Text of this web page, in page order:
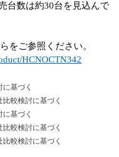
台数は約30台を見込んで
をご参照ください。
HCNOCTN342
基づく
較検討に基づく
基づく
較検討に基づく
較検討に基づく